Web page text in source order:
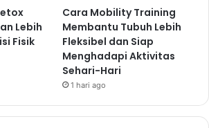
Lebih
Fisik
Cara Mobility Training
Membantu Tubuh Lebih
Fleksibel dan Siap
Menghadapi Aktivitas
Sehari-Hari
1 hari ago